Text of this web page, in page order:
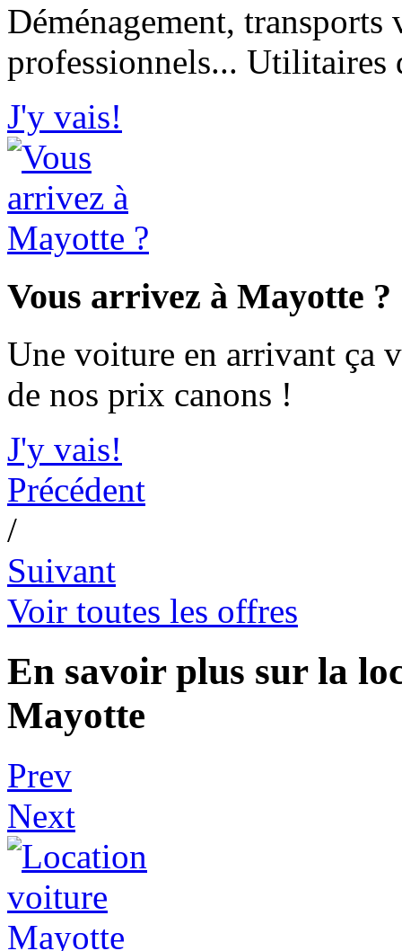
Déménagement,
professionnels... Utilitaires
J'y vais!
Vous arrivez à Mayotte ?
Une voiture en arrivant ça
de nos prix canons !
J'y vais!
Précédent
/
Suivant
Voir toutes les offres
En savoir plus sur la
Mayotte
Prev
Next